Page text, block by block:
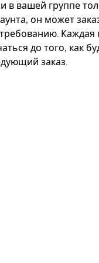
в вашей группе
он может
Каждая
до того, как
заказ.